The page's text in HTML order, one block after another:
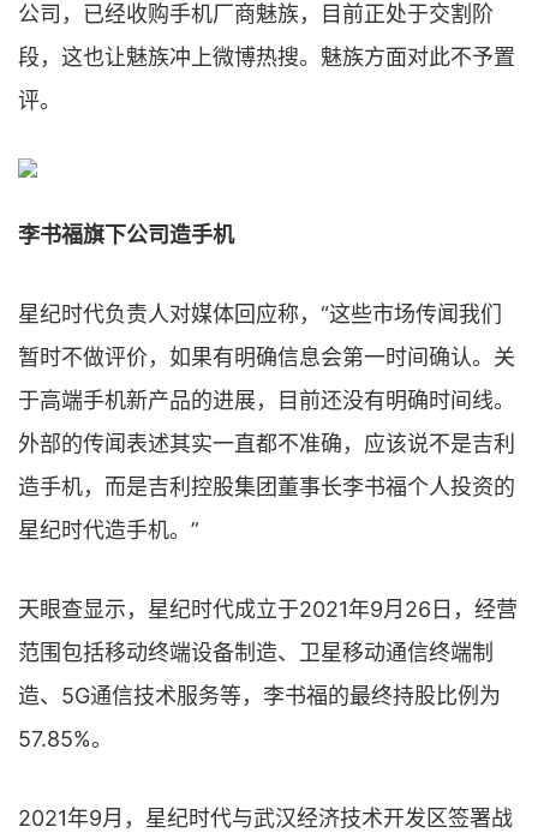
公司，已经收购手机厂商魅族，目前正处于交割阶
段，这也让魅族冲上微博热搜。魅族方面对此不予置
评。
李书福旗下公司造手机
星纪时代负责人对媒体回应称，“这些市场传闻我们
暂时不做评价，如果有明确信息会第一时间确认。关
于高端手机新产品的进展，目前还没有明确时间线。
外部的传闻表述其实一直都不准确，应该说不是吉利
造手机，而是吉利控股集团董事长李书福个人投资的
星纪时代造手机。”
天眼查显示，星纪时代成立于2021年9月26日，经营
范围包括移动终端设备制造、卫星移动通信终端制
造、5G通信技术服务等，李书福的最终持股比例为
57.85%。
2021年9月，星纪时代与武汉经济技术开发区签署战